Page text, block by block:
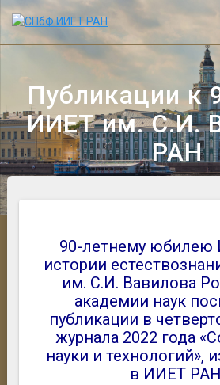
контенту
Публикации к
ИИЕТ им. С.И.
РАН
90-летнему юбилею
истории
им. С.И. Вавилова
академии наук
публикации в
журнала 2022 года
науки и технологий»,
в ИИЕТ